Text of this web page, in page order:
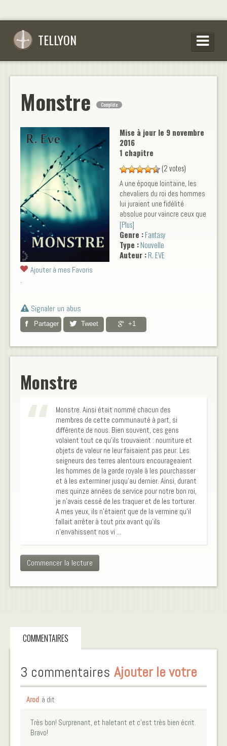
TELLYON
SE CONNECTER
S’INSCRIRE
CONSEILS D’ÉCRITURES
FAQ
Monstre Complète
Mise à jour le 9 novembre
2016
1 chapitre
(2 votes)
A une époque lointaine, les
chevaliers du roi des hommes
lui juraient une fidélité
absolue pour vaincre ceux que
l'on appelait "les monstres". Il
s\'agissait d'un peuple
étrange, inconnu de tous
jusqu'à présent. Monstre est
cet étrange monde. Le roman
issu de la short story Monstre
disponible. Rendez-vous sur le
site de l\'auteur pour plus de
[Plus]
Genre :Fantasy
Type :Nouvelle
Auteur :R. EVE
Ajouter à mes Favoris
Signaler un abus
Partager Tweet +1
Monstre
Monstre. Ainsi était nommé chacun des
membres de cette communauté à part, si
différente de nous. Bien souvent, ces gens
volaient tout ce qu’ils trouvaient : nourriture et
objets de valeur ne leur faisaient pas peur. Les
seigneurs des terres alentours encourageaient
les hommes de la garde royale à les pourchasser
et à les exterminer jusqu'au dernier. Ainsi, durant
mes quinze années de service pour notre bon roi,
je n'avais cessé de les traquer et de les torturer.
A mes yeux, ils n'étaient que de la vermine qu'il
fallait arrêter à tout prix avant qu'ils
n'envahissent nos vi ...
Commencer la lecture
COMMENTAIRES
3 commentaires Ajouter le votre
Arod à dit
Très bon! Surprenant, et haletant et c’est très bien écrit.
Bravo!